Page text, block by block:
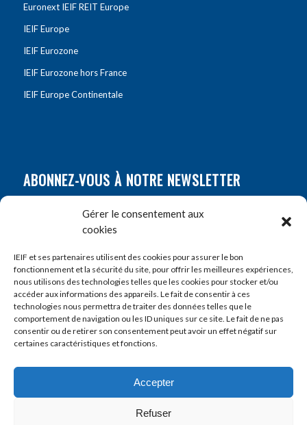
Gérer le consentement aux
cookies
IEIF et ses partenaires utilisent des cookies pour assurer le bon
fonctionnement et la sécurité du site, pour offrir les meilleures expériences,
nous utilisons des technologies telles que les cookies pour stocker et/ou
accéder aux informations des appareils. Le fait de consentir à ces
technologies nous permettra de traiter des données telles que le
comportement de navigation ou les ID uniques sur ce site. Le fait de ne pas
consentir ou de retirer son consentement peut avoir un effet négatif sur
certaines caractéristiques et fonctions.
Accepter
Refuser
Euronext IEIF REIT Europe
IEIF Europe
IEIF Eurozone
IEIF Eurozone hors France
IEIF Europe Continentale
ABONNEZ-VOUS À NOTRE NEWSLETTER
Prénom*
E-mail*